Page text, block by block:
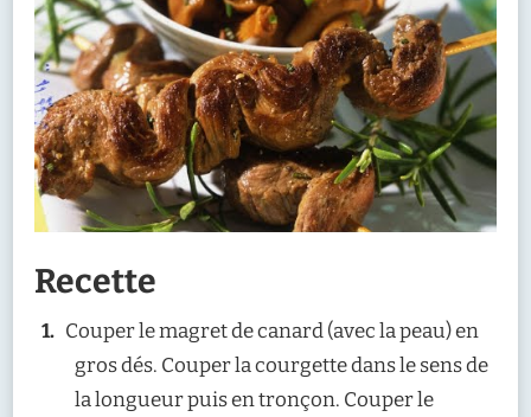
Recette
Couper le magret de canard (avec la peau) en
gros dés. Couper la courgette dans le sens de
la longueur puis en tronçon. Couper le